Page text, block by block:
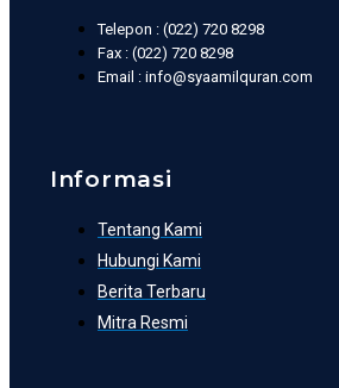
Telepon : (022) 720 8298
Fax : (022) 720 8298
Email : info@syaamilquran.com
Informasi
Tentang Kami
Hubungi Kami
Berita Terbaru
Mitra Resmi